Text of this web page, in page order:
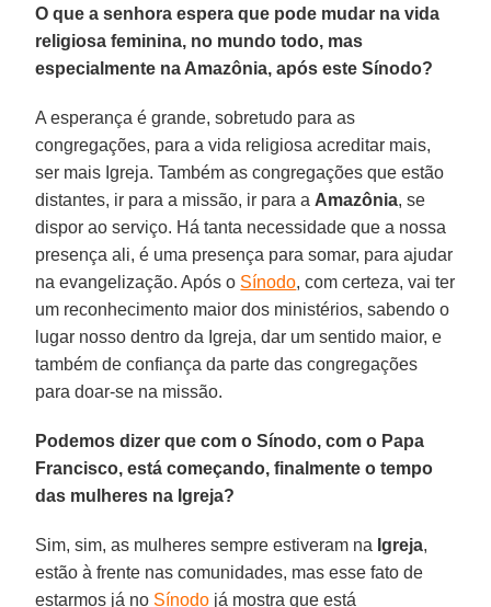
O que a senhora espera que pode mudar na vida
religiosa feminina, no mundo todo, mas
especialmente na Amazônia, após este Sínodo?
A esperança é grande, sobretudo para as
congregações, para a vida religiosa acreditar mais,
ser mais Igreja. Também as congregações que estão
distantes, ir para a missão, ir para a Amazônia, se
dispor ao serviço. Há tanta necessidade que a nossa
presença ali, é uma presença para somar, para ajudar
na evangelização. Após o Sínodo, com certeza, vai ter
um reconhecimento maior dos ministérios, sabendo o
lugar nosso dentro da Igreja, dar um sentido maior, e
também de confiança da parte das congregações
para doar-se na missão.
Podemos dizer que com o Sínodo, com o Papa
Francisco, está começando, finalmente o tempo
das mulheres na Igreja?
Sim, sim, as mulheres sempre estiveram na Igreja,
estão à frente nas comunidades, mas esse fato de
estarmos já no Sínodo já mostra que está